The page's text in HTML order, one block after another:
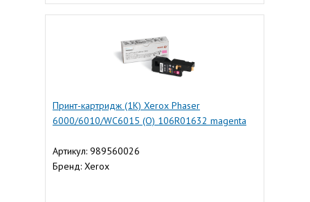
Принт-картридж (1K) Xerox Phaser
6000/6010/WC6015 (O) 106R01632 magenta
Артикул: 989560026
Бренд: Xerox